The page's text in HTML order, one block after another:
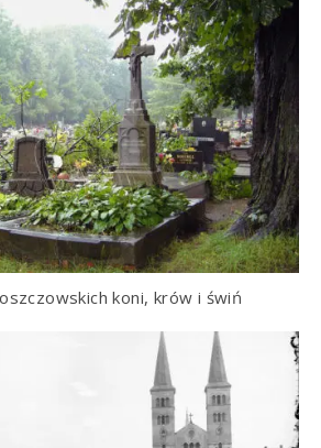
koni, krów i świń